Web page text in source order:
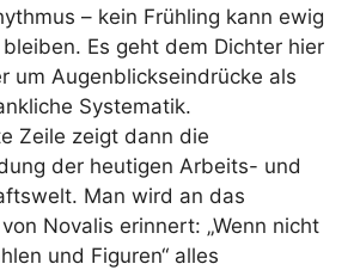
– kein Frühling kann ewig
bleiben. Es geht dem Dichter hier
um Augenblickseindrücke als
Systematik.
Zeile zeigt dann die
der heutigen Arbeits- und
Man wird an das
Novalis erinnert: „Wenn nicht
und Figuren“ alles